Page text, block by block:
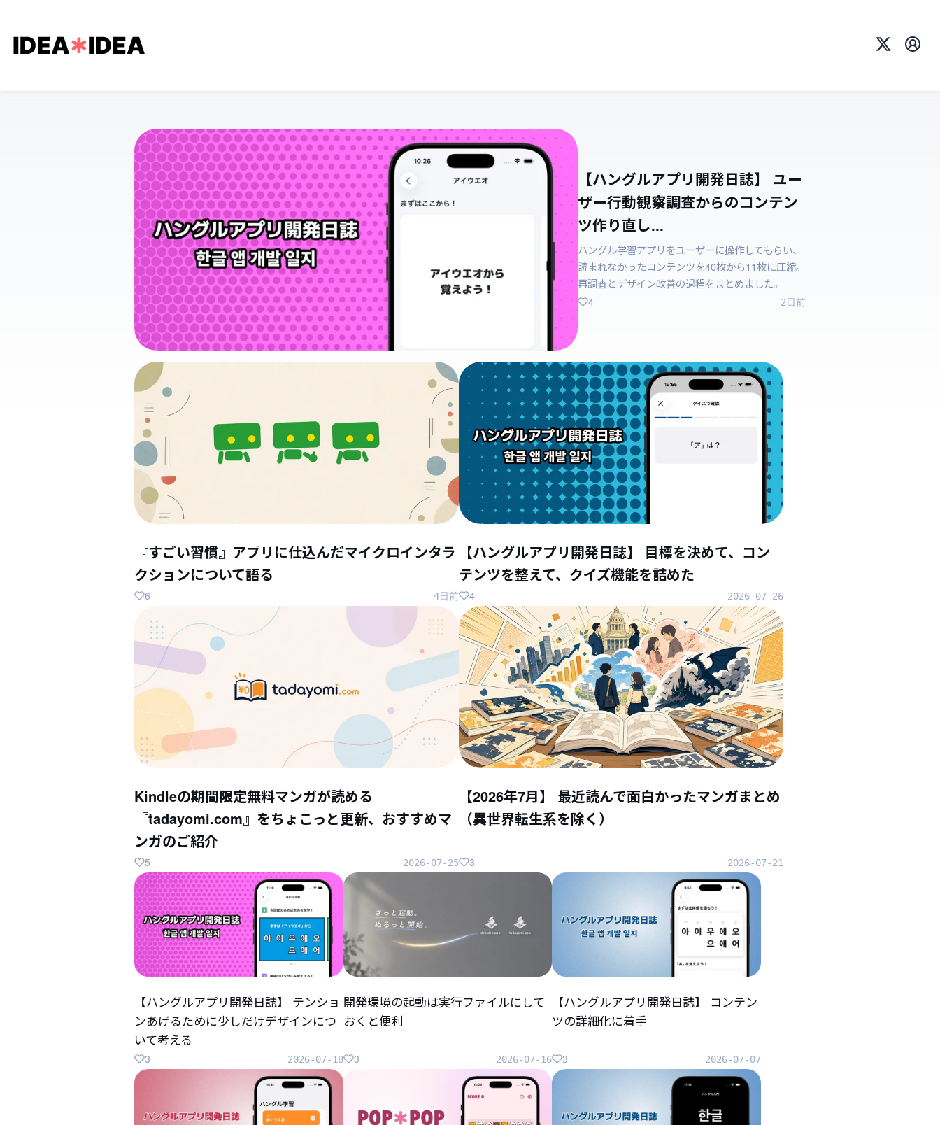
X プロ
【ハングルアプリ開発日誌】 ユー
ザー行動観察調査からのコンテン
ツ作り直し...
ハングル学習アプリをユーザーに操作してもらい、
読まれなかったコンテンツを40枚から11枚に圧縮。
再調査とデザイン改善の過程をまとめました。
2日前
4
『すごい習慣』アプリに仕込んだマイクロインタラ
クションについて語る
4日前
6
【ハングルアプリ開発日誌】 目標を決めて、コン
テンツを整えて、クイズ機能を詰めた
2026-07-26
4
Kindleの期間限定無料マンガが読める
『tadayomi.com』をちょこっと更新、おすすめマ
ンガのご紹介
2026-07-25
5
【2026年7月】 最近読んで面白かったマンガまとめ
（異世界転生系を除く）
2026-07-21
3
【ハングルアプリ開発日誌】 テンショ
ンあげるために少しだけデザインにつ
いて考える
2026-07-18
3
開発環境の起動は実行ファイルにして
おくと便利
2026-07-16
3
【ハングルアプリ開発日誌】 コンテン
ツの詳細化に着手
2026-07-07
3